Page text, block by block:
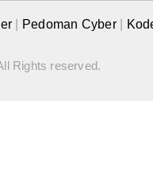
Pedoman Cyber
Rights reserved.